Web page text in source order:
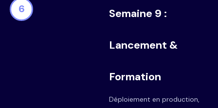
6 Semaine 9 :
Lancement &
Formation
Déploiement en production,